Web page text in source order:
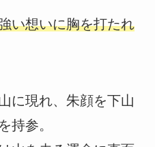
い想いに胸を打たれ
に現れ、朱顔を下山
持参。